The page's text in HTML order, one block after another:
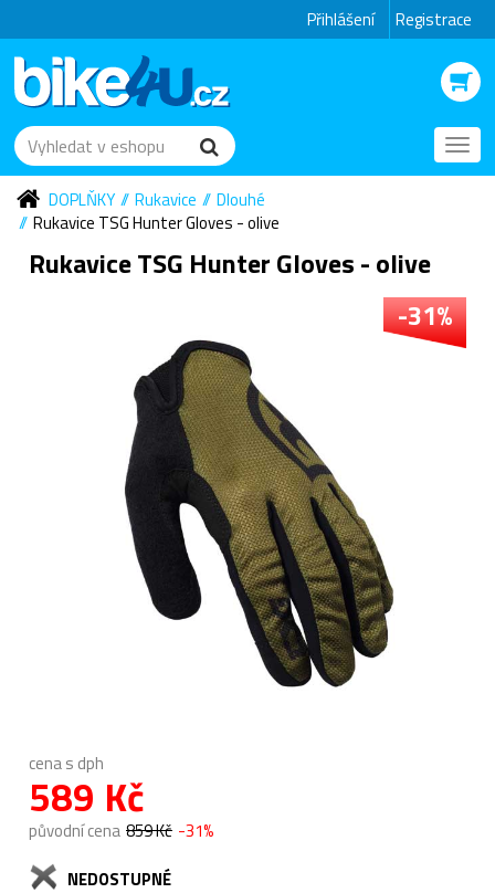
Přihlášení Registrace
DOPLŇKY
Rukavice
Dlouhé
Rukavice TSG Hunter Gloves - olive
Rukavice TSG Hunter Gloves - olive
-31%
cena s dph
589 Kč
původní cena 859 Kč -31%
NEDOSTUPNÉ